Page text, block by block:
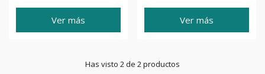
Ver más Ver más
Has visto 2 de 2 productos